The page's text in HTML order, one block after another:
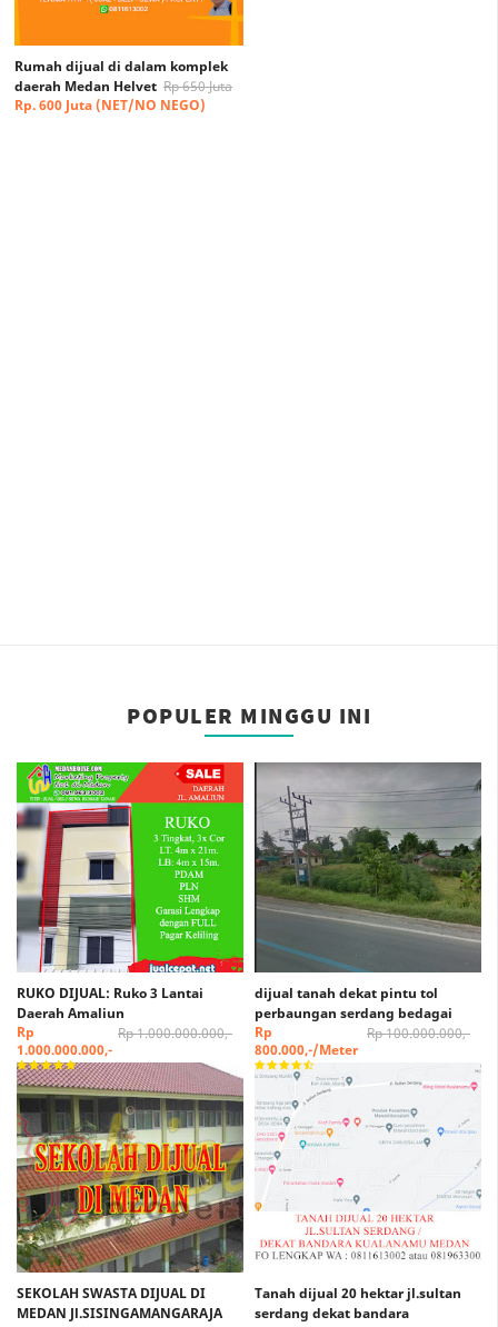
Rumah dijual di dalam komplek
daerah Medan Helvet Rp 650 Juta
Rp. 600 Juta (NET/NO NEGO)
POPULER MINGGU INI
RUKO DIJUAL: Ruko 3 Lantai
Daerah Amaliun
Rp 1.000.000.000,-
Rp
1.000.000.000,-
dijual tanah dekat pintu tol
perbaungan serdang bedagai
Rp 100.000.000,-
Rp
800.000,-/Meter
SEKOLAH SWASTA DIJUAL DI
MEDAN Jl.SISINGAMANGARAJA
Tanah dijual 20 hektar jl.sultan
serdang dekat bandara